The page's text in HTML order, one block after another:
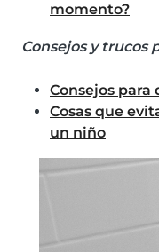
momento?
Consejos y trucos
Consejos
Cosas que
un niño